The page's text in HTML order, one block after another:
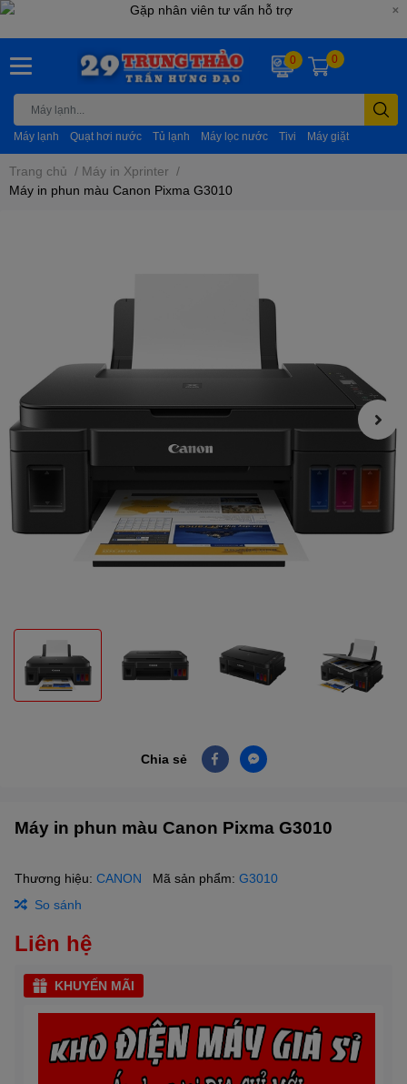
Máy lạnh Quạt hơi nước Tủ lạnh Máy lọc nước Tivi Máy giặt
0 0
Trang chủ / Máy in Xprinter /
Máy in phun màu Canon Pixma G3010
Chia sẻ
Máy in phun màu Canon Pixma G3010
Thương hiệu: CANON Mã sản phẩm: G3010
So sánh
Liên hệ
KHUYẾN MÃI